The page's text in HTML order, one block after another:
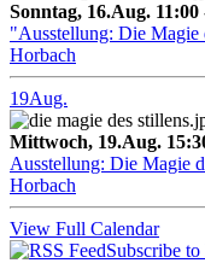
Sonntag, 16.Aug.
"Ausstellung: Die Magie
Horbach
19Aug.
Mittwoch, 19.Aug.
Ausstellung: Die Magie
Horbach
View Full Calendar
Subscribe to